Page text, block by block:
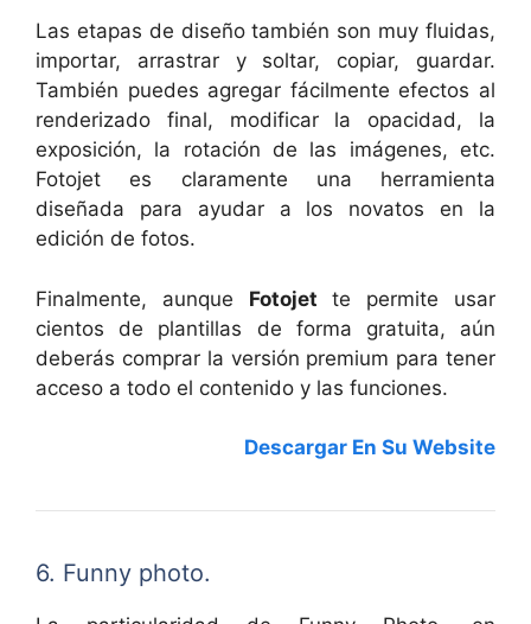
Las etapas de diseño también son muy fluidas,
importar, arrastrar y soltar, copiar, guardar.
También puedes agregar fácilmente efectos al
renderizado final, modificar la opacidad, la
exposición, la rotación de las imágenes, etc.
Fotojet es claramente una herramienta
diseñada para ayudar a los novatos en la
edición de fotos.
Finalmente, aunque Fotojet te permite usar
cientos de plantillas de forma gratuita, aún
deberás comprar la versión premium para tener
acceso a todo el contenido y las funciones.
Descargar En Su Website
6. Funny photo.